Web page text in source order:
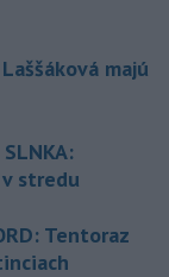
majú
SLNKA:
stredu
Tentoraz